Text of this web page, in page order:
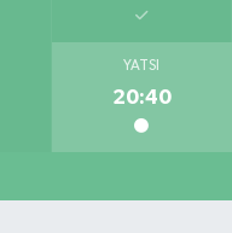
YATSI
20:40